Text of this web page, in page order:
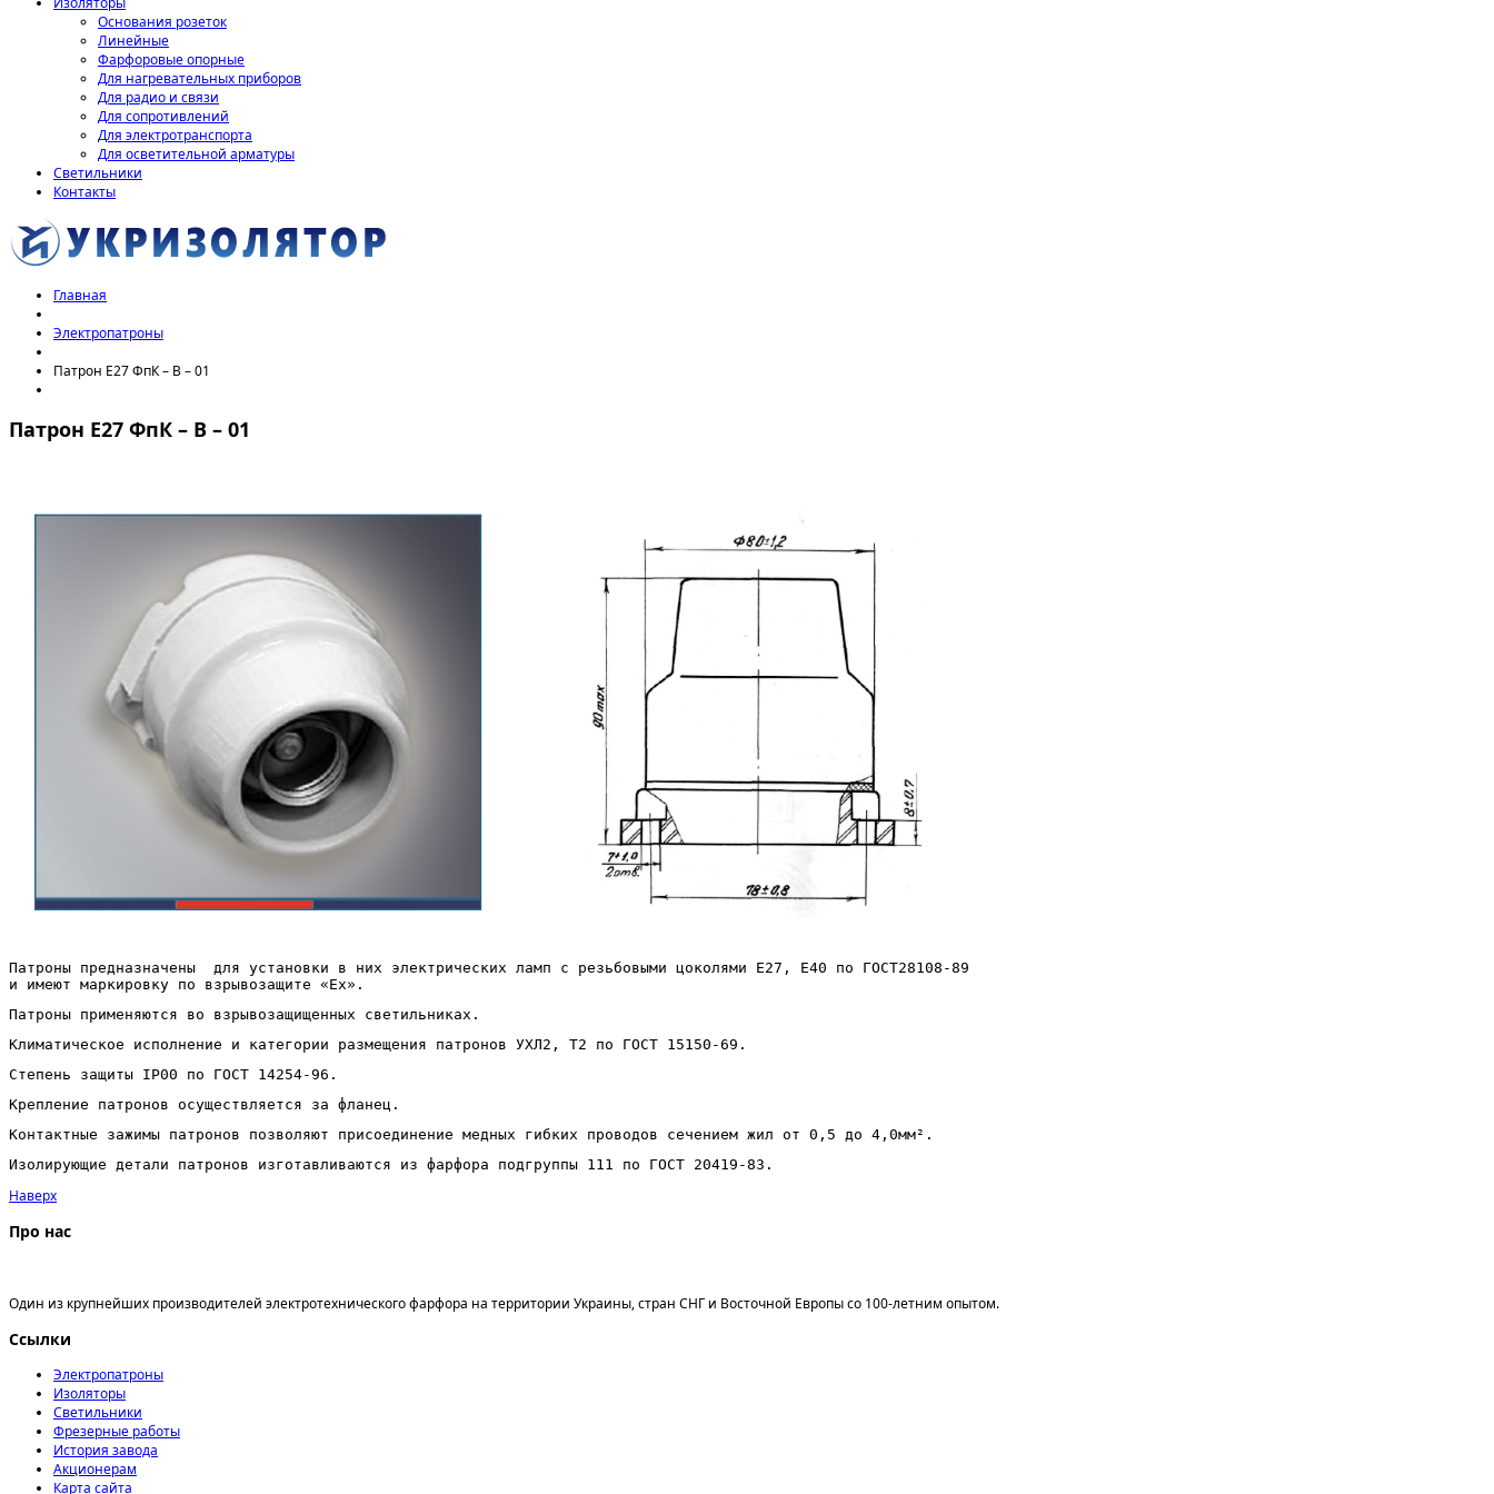
Основания розеток
Линейные
Фарфоровые опорные
Для нагревательных приборов
Для радио и связи
Для сопротивлений
Для электротранспорта
Для осветительной арматуры
Светильники
Контакты
Главная
Электропатроны
Патрон Е27 ФпК – В – 01
Патрон Е27 ФпК – В – 01
Патроны предназначены  для установки в них электрических ламп с резьбовыми цоколями Е27, Е40 по ГОСТ28108-89
и имеют маркировку по взрывозащите «Ех».
Патроны применяются во взрывозащищенных светильниках.
Климатическое исполнение и категории размещения патронов УХЛ2, Т2 по ГОСТ 15150-69.
Степень защиты IР00 по ГОСТ 14254-96.
Крепление патронов осуществляется за фланец.
Контактные зажимы патронов позволяют присоединение медных гибких проводов сечением жил от 0,5 до 4,0мм².
Изолирующие детали патронов изготавливаются из фарфора подгруппы 111 по ГОСТ 20419-83.
Наверх
Про нас
Один из крупнейших производителей электротехнического фарфора на территории Украины, стран СНГ и Восточной Европы со 100-летним опытом.
Ссылки
Электропатроны
Изоляторы
Светильники
Фрезерные работы
История завода
Акционерам
Карта сайта